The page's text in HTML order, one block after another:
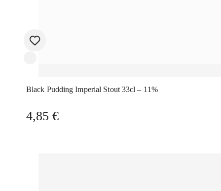
Black Pudding Imperial Stout 33cl – 11%
4,85 €